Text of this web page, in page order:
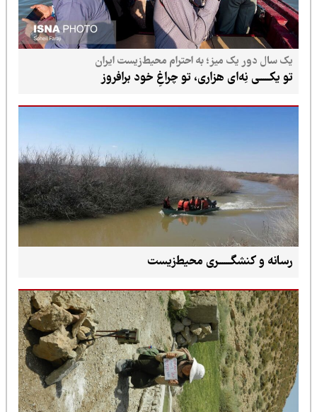
یک سال دور یک میز؛ به احترام محیط‌زیست ایران
تو یکـــــی نِه‌ای هزاری، تو چراغِ خود برافروز
رسانه و کنشگــــــری محیط‌زیست